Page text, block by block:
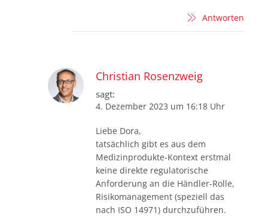
Antworten
Christian Rosenzweig
sagt:
4. Dezember 2023 um 16:18 Uhr
Liebe Dora,
tatsächlich gibt es aus dem
Medizinprodukte-Kontext erstmal
keine direkte regulatorische
Anforderung an die Händler-Rolle,
Risikomanagement (speziell das
nach ISO 14971) durchzuführen.